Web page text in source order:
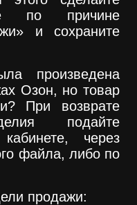
по причине
и сохраните
произведена
Озон, но товар
При возврате
подайте
через
файла, либо по
продажи: